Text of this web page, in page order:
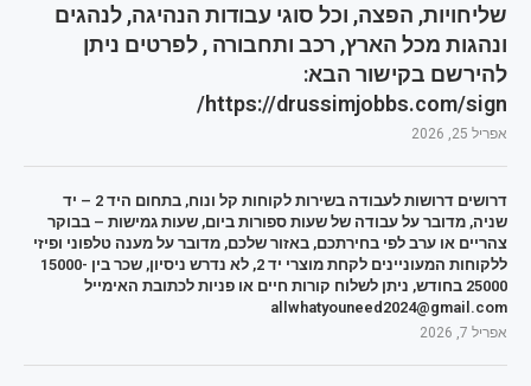
שליחויות, הפצה, וכל סוגי עבודות הנהיגה, לנהגים
ונהגות מכל הארץ, רכב ותחבורה , לפרטים ניתן
להירשם בקישור הבא:
https://drussimjobbs.com/sign/
אפריל 25, 2026
דרושים דרושות לעבודה בשירות לקוחות קל ונוח, בתחום היד 2 – יד
שניה, מדובר על עבודה של שעות ספורות ביום, שעות גמישות – בבוקר
צהריים או ערב לפי בחירתכם, באזור שלכם, מדובר על מענה טלפוני ופיזי
ללקוחות המעוניינים לקחת מוצרי יד 2, לא נדרש ניסיון, שכר בין 15000-
25000 בחודש, ניתן לשלוח קורות חיים או פניות לכתובת האימייל
allwhatyouneed2024@gmail.com
אפריל 7, 2026